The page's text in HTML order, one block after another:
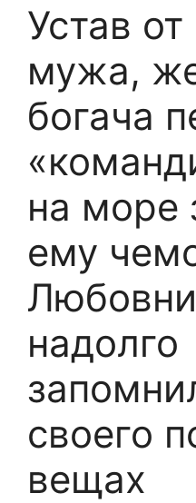
Устав
мужа,
богача
на море
ему
надолго
своего
вещах